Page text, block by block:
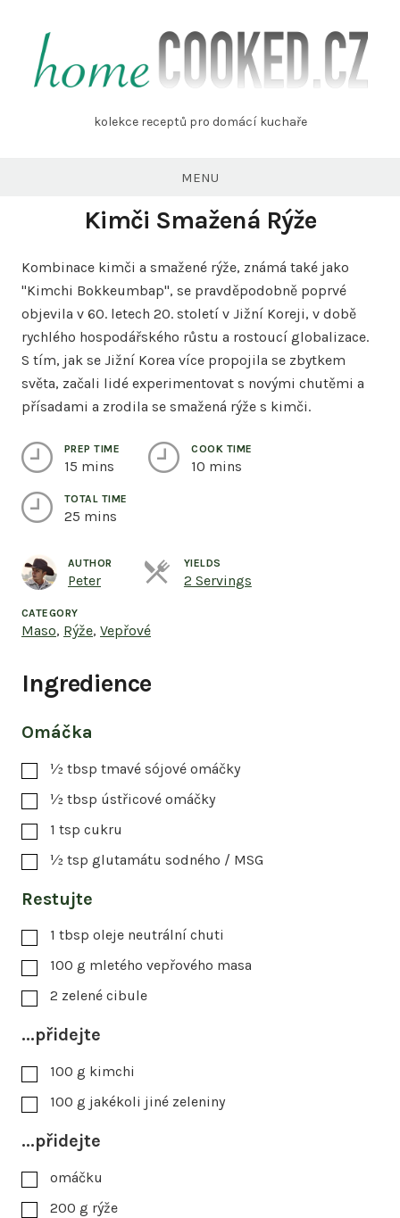
content
homecooked.cz
kolekce receptů pro domácí kuchaře
MENU
Kimči Smažená Rýže
Kombinace kimči a smažené rýže, známá také jako
"Kimchi Bokkeumbap", se pravděpodobně poprvé
objevila v 60. letech 20. století v Jižní Koreji, v době
rychlého hospodářského růstu a rostoucí globalizace.
S tím, jak se Jižní Korea více propojila se zbytkem
světa, začali lidé experimentovat s novými chutěmi a
přísadami a zrodila se smažená rýže s kimči.
PREP TIME
15 mins
COOK TIME
10 mins
TOTAL TIME
25 mins
AUTHOR
Peter
YIELDS
2 ServingsServings
CATEGORY
Maso, Rýže, Vepřové
Ingredience
Omáčka
½ tbsp tmavé sójové omáčky
½ tbsp ústřicové omáčky
1 tsp cukru
½ tsp glutamátu sodného / MSG
Restujte
1 tbsp oleje neutrální chuti
100 g mletého vepřového masa
2 zelené cibule
...přidejte
100 g kimchi
100 g jakékoli jiné zeleniny
...přidejte
omáčku
200 g rýže